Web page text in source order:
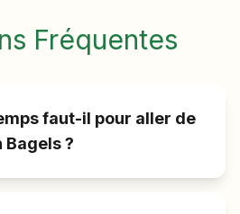
Fréquentes
faut-il pour aller de
Bagels ?